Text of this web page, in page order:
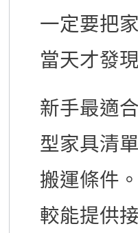
一定要把
當天才發
新手最適
型家具清
搬運條件
較能提供